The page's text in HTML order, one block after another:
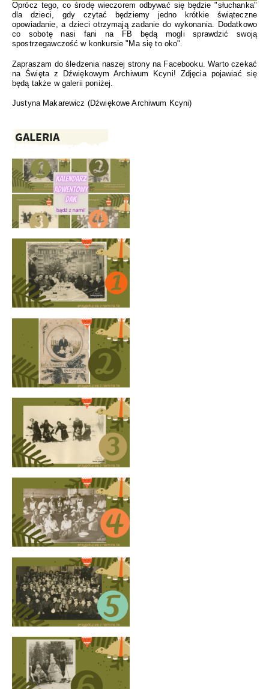
Oprócz tego, co środę wieczorem odbywać się będzie "słuchanka"
dla dzieci, gdy czytać będziemy jedno krótkie świąteczne
opowiadanie, a dzieci otrzymają zadanie do wykonania. Dodatkowo
co sobotę nasi fani na FB będą mogli sprawdzić swoją
spostrzegawczość w konkursie "Ma się to oko".
Zapraszam do śledzenia naszej strony na Facebooku. Warto czekać
na Święta z Dźwiękowym Archiwum Kcyni! Zdjęcia pojawiać się
będą także w galerii poniżej.
Justyna Makarewicz (Dźwiękowe Archiwum Kcyni)
GALERIA